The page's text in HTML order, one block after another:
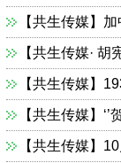
【共生传媒】
【共生传媒·
【共生传媒】